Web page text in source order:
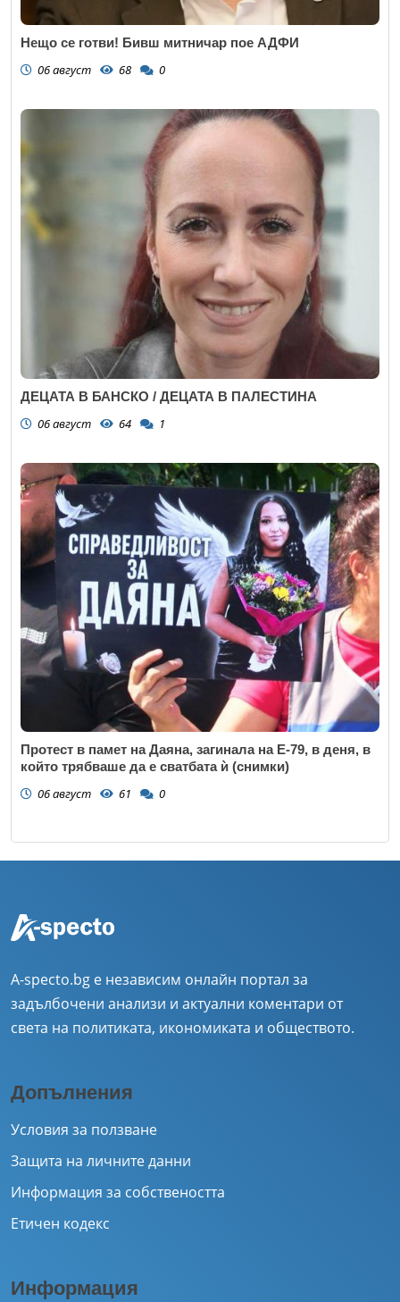
Нещо се готви! Бивш митничар пое АДФИ
06 август 68 0
ДЕЦАТА В БАНСКО / ДЕЦАТА В ПАЛЕСТИНА
06 август 64 1
Протест в памет на Даяна, загинала на Е-79, в деня, в
който трябваше да е сватбата ѝ (снимки)
06 август 61 0
A-specto.bg е независим онлайн портал за
задълбочени анализи и актуални коментари от
света на политиката, икономиката и обществото.
Допълнения
Условия за ползване
Защита на личните данни
Информация за собствеността
Етичен кодекс
Информация